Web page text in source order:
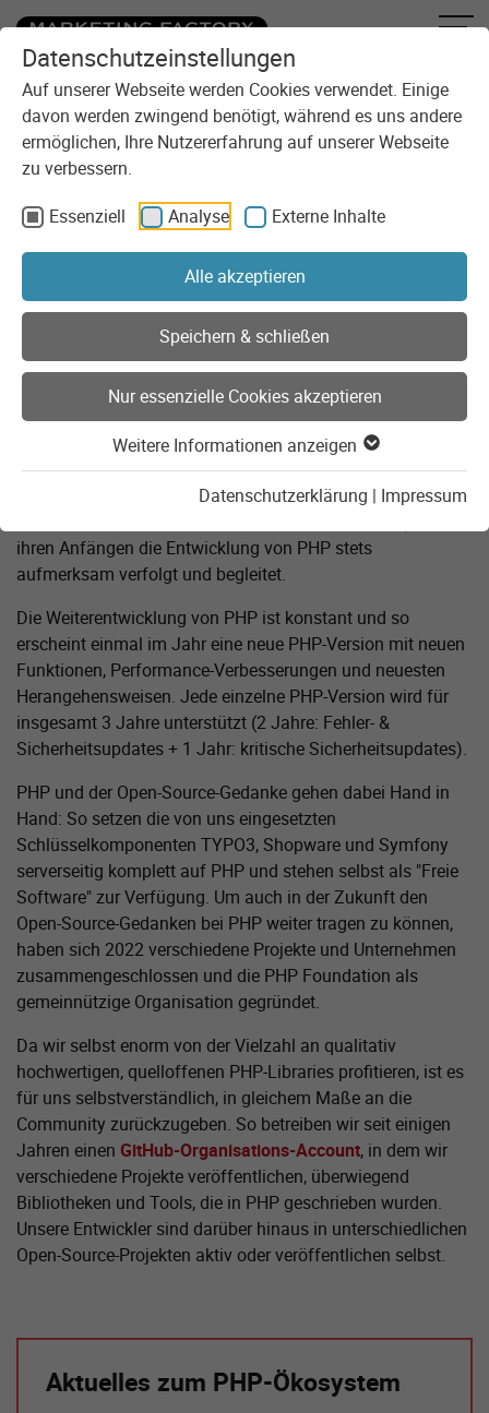
Datenschutzeinstellungen
Auf unserer Webseite werden Cookies verwendet. Einige
davon werden zwingend benötigt, während es uns andere
ermöglichen, Ihre Nutzererfahrung auf unserer Webseite
zu verbessern.
Essenziell
Analyse Externe Inhalte
Alle akzeptieren
Speichern & schließen
Nur essenzielle Cookies akzeptieren
Weitere Informationen anzeigen
Datenschutzerklärung | Impressum
Zum Inhalt springen
Sie sind here:
PHP-Ökosystem
PHP treibt seit rund 25 Jahren die Entwicklung des World
Wide Web als eine der wichtigsten Applikationen des
Internets maßgeblich an und voran. Als Sprache der Wahl
bei der Umsetzung effizienter und leistungsfähiger Online-
Applikationen ist die Programmiersprache daher unser
ihren Anfängen die Entwicklung von PHP stets
aufmerksam verfolgt und begleitet.
Die Weiterentwicklung von PHP ist konstant und so
erscheint einmal im Jahr eine neue PHP-Version mit neuen
Funktionen, Performance-Verbesserungen und neuesten
Herangehensweisen. Jede einzelne PHP-Version wird für
insgesamt 3 Jahre unterstützt (2 Jahre: Fehler- &
Sicherheitsupdates + 1 Jahr: kritische Sicherheitsupdates).
PHP und der Open-Source-Gedanke gehen dabei Hand in
Hand: So setzen die von uns eingesetzten
Schlüsselkomponenten TYPO3, Shopware und Symfony
serverseitig komplett auf PHP und stehen selbst als "Freie
Software" zur Verfügung. Um auch in der Zukunft den
Open-Source-Gedanken bei PHP weiter tragen zu können,
haben sich 2022 verschiedene Projekte und Unternehmen
zusammengeschlossen und die PHP Foundation als
gemeinnützige Organisation gegründet.
Da wir selbst enorm von der Vielzahl an qualitativ
hochwertigen, quelloffenen PHP-Libraries profitieren, ist es
für uns selbstverständlich, in gleichem Maße an die
Community zurückzugeben. So betreiben wir seit einigen
Jahren einen GitHub-Organisations-Account, in dem wir
verschiedene Projekte veröffentlichen, überwiegend
Bibliotheken und Tools, die in PHP geschrieben wurden.
Unsere Entwickler sind darüber hinaus in unterschiedlichen
Open-Source-Projekten aktiv oder veröffentlichen selbst.
Aktuelles zum PHP-Ökosystem